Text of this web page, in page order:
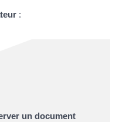
:
un document